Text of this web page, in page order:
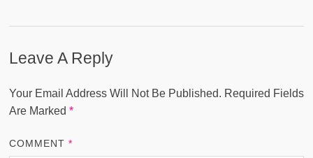
Leave A Reply
Your Email Address Will Not Be Published. Required Fields
Are Marked *
COMMENT*